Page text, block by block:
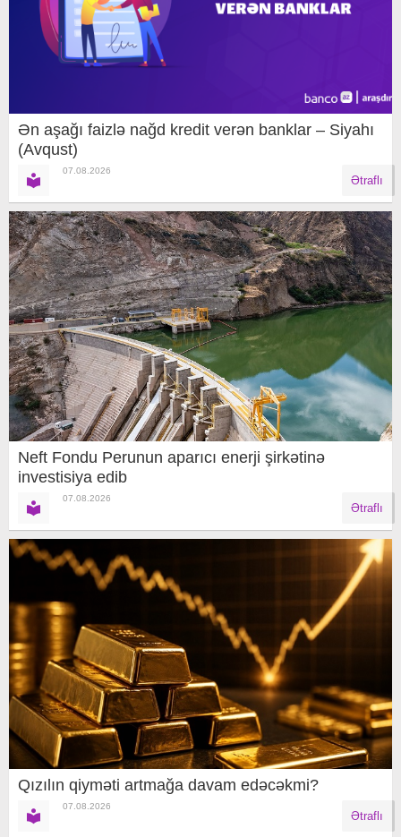
Ən aşağı faizlə nağd kredit verən banklar – Siyahı
(Avqust)
07.08.2026
Ətraflı
Neft Fondu Perunun aparıcı enerji şirkətinə
investisiya edib
07.08.2026
Ətraflı
Qızılın qiyməti artmağa davam edəcəkmi?
07.08.2026
Ətraflı